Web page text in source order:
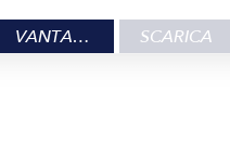
VANTAGGI SCARICA